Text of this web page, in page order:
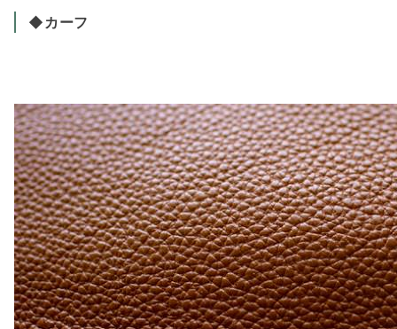
◆カーフ